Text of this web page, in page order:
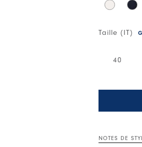
Taille (IT)
40
NOTES DE